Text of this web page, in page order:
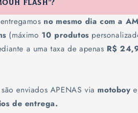
FLASH"?
no mesmo dia com a
(máximo 10 produtos
a uma taxa de apenas R$
enviados APENAS via motoboy
de entrega.